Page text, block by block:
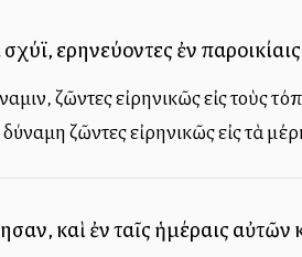
εἰρηνεύοντες ἐν
ζῶντες εἰρηνικῶς εἰς τοὺς
ζῶντες εἰρηνικῶς εἰς τὰ
καὶ ἐν ταῖς ἡμέραις